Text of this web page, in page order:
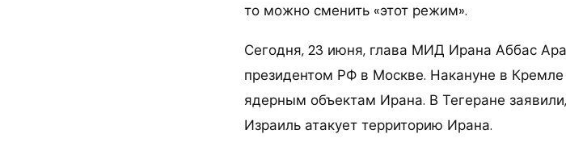
то можно сменить «этот режим».
Сегодня, 23 июня, глава МИД Ирана Аббас
президентом РФ в Москве. Накануне в
ядерным объектам Ирана. В Тегеране
Израиль атакует территорию Ирана.